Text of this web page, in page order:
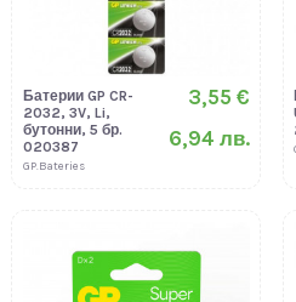
Батерии GP CR-
2032, 3V, Li,
бутонни, 5 бр.
020387
GP.Bateries
3,55 €
6,94 лв.